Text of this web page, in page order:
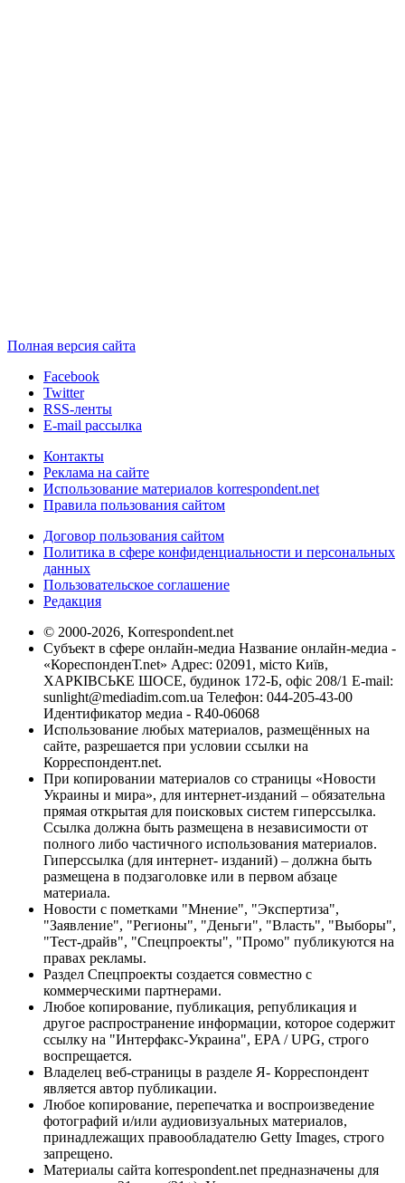
Полная версия сайта
Facebook
Twitter
RSS-ленты
E-mail рассылка
Контакты
Реклама на сайте
Использование материалов korrespondent.net
Правила пользования сайтом
Договор пользования сайтом
Политика в сфере конфиденциальности и персональных
данных
Пользовательское соглашение
Редакция
© 2000-2026, Korrespondent.net
Субъект в сфере онлайн-медиа Название онлайн-медиа -
«КореспонденТ.net» Адрес: 02091, місто Київ,
ХАРКІВСЬКЕ ШОСЕ, будинок 172-Б, офіс 208/1 E-mail:
sunlight@mediadim.com.ua Телефон: 044-205-43-00
Идентификатор медиа - R40-06068
Использование любых материалов, размещённых на
сайте, разрешается при условии ссылки на
Корреспондент.net.
При копировании материалов со страницы «Новости
Украины и мира», для интернет-изданий – обязательна
прямая открытая для поисковых систем гиперссылка.
Ссылка должна быть размещена в независимости от
полного либо частичного использования материалов.
Гиперссылка (для интернет- изданий) – должна быть
размещена в подзаголовке или в первом абзаце
материала.
Новости с пометками "Мнение", "Экспертиза",
"Заявление", "Регионы", "Деньги", "Власть", "Выборы",
"Тест-драйв", "Спецпроекты", "Промо" публикуются на
правах рекламы.
Раздел Спецпроекты создается совместно с
коммерческими партнерами.
Любое копирование, публикация, републикация и
другое распространение информации, которое содержит
ссылку на "Интерфакс-Украина", EPA / UPG, строго
воспрещается.
Владелец веб-страницы в разделе Я- Корреспондент
является автор публикации.
Любое копирование, перепечатка и воспроизведение
фотографий и/или аудиовизуальных материалов,
принадлежащих правообладателю Getty Images, строго
запрещено.
Материалы сайта korrespondent.net предназначены для